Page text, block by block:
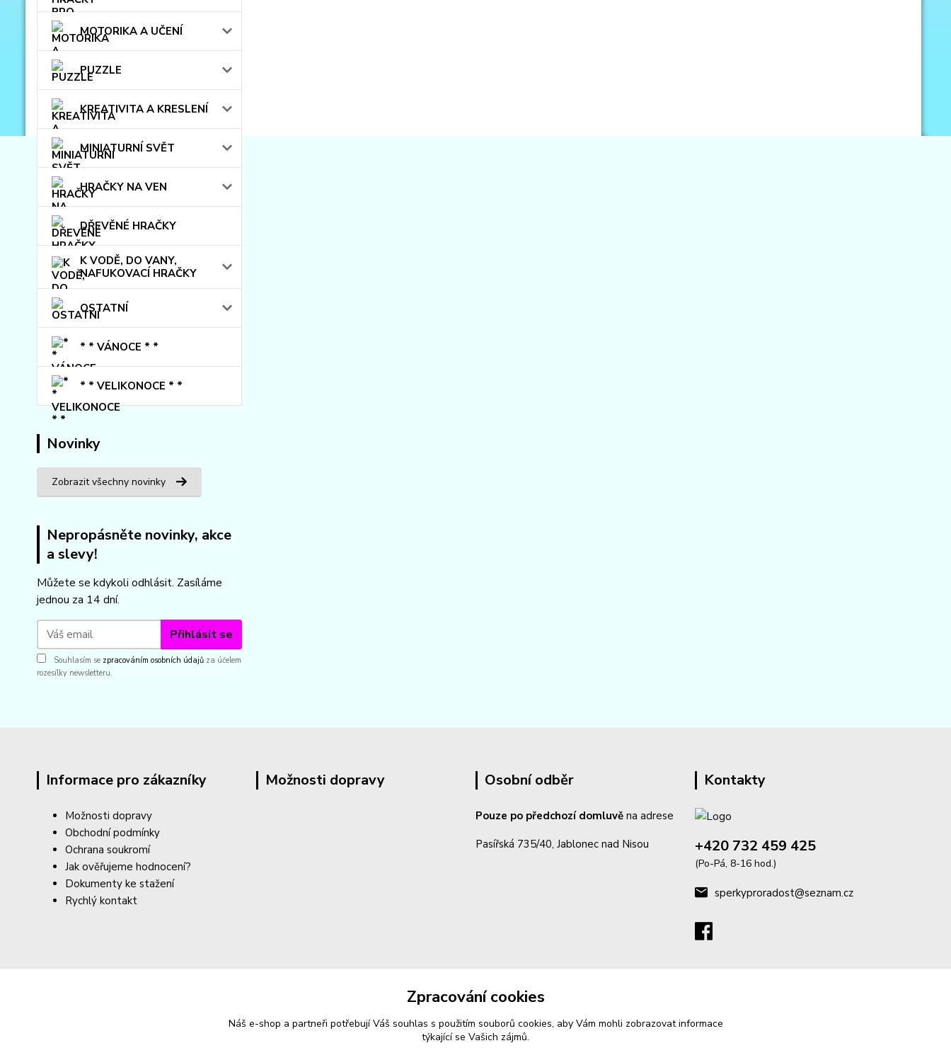
MOTORIKA A UČENÍ
PUZZLE
KREATIVITA A KRESLENÍ
MINIATURNÍ SVĚT
HRAČKY NA VEN
DŘEVĚNÉ HRAČKY
K VODĚ, DO VANY,
NAFUKOVACÍ HRAČKY
OSTATNÍ
* * VÁNOCE * *
* * VELIKONOCE * *
Novinky
Zobrazit všechny novinky
Nepropásněte novinky, akce
a slevy!
Můžete se kdykoli odhlásit. Zasíláme
jednou za 14 dní.
Přihlásit se
Souhlasím se zpracováním osobních údajů za účelem
rozesílky newsletteru.
Informace pro zákazníky
Možnosti dopravy
Obchodní podmínky
Ochrana soukromí
Jak ověřujeme hodnocení?
Dokumenty ke stažení
Rychlý kontakt
Možnosti dopravy Osobní odběr
Pouze po předchozí domluvě na adrese
Pasířská 735/40, Jablonec nad Nisou
Kontakty
+420 732 459 425
(Po-Pá, 8-16 hod.)
sperkyproradost@seznam.cz
Zpracování cookies
Náš e-shop a partneři potřebují Váš souhlas s použitím souborů cookies, aby Vám mohli zobrazovat informace
týkající se Vašich zájmů.